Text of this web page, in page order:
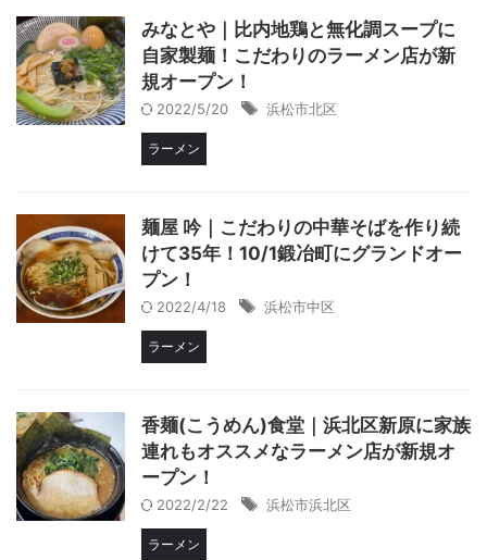
みなとや｜比内地鶏と無化調スープに
自家製麺！こだわりのラーメン店が新
規オープン！
2022/5/20 浜松市北区
ラーメン
麺屋 吟｜こだわりの中華そばを作り続
けて35年！10/1鍛冶町にグランドオー
プン！
2022/4/18 浜松市中区
ラーメン
香麺(こうめん)食堂｜浜北区新原に家族
連れもオススメなラーメン店が新規オ
ープン！
2022/2/22 浜松市浜北区
ラーメン